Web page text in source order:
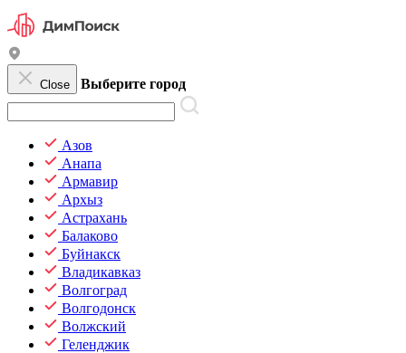
Close Выберите город
Азов
Анапа
Армавир
Архыз
Астрахань
Балаково
Буйнакск
Владикавказ
Волгоград
Волгодонск
Волжский
Геленджик